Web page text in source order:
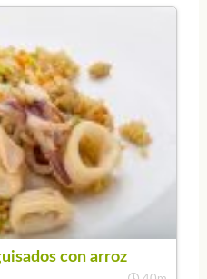
con arroz